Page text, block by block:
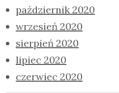
październik 2020
wrzesień 2020
sierpień 2020
lipiec 2020
czerwiec 2020